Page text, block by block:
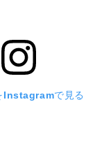
Instagramで見る